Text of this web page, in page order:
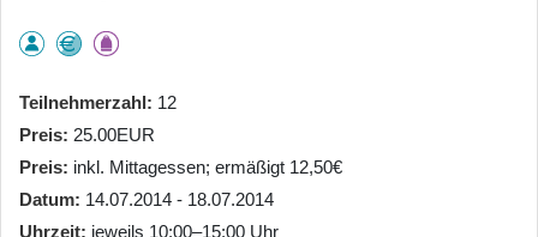
Teilnehmerzahl
12
Preis 25.00EUR
Preis inkl. Mittagessen; ermäßigt 12,50€
Datum 14.07.2014 - 18.07.2014
Uhrzeit jeweils 10:00–15:00 Uhr